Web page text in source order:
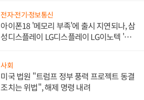
전자·전기·정보통신
아이폰18 '메모리 부족'에 출시 지연되나, 삼
성디스플레이 LG디스플레이 LG이노텍 '탈
사회
미국 법원 "트럼프 정부 풍력 프로젝트 동결
조치는 위법", 해제 명령 내려